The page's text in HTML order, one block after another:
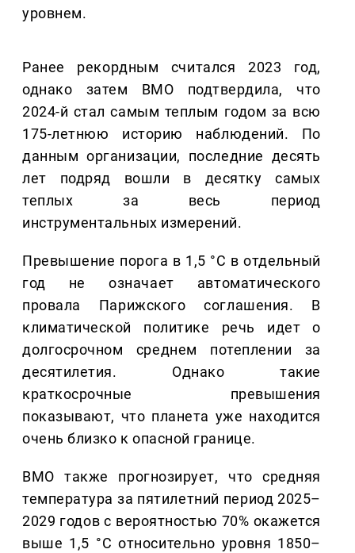
уровнем.
Ранее рекордным считался 2023 год,
однако затем ВМО подтвердила, что
2024-й стал самым теплым годом за всю
175-летнюю историю наблюдений. По
данным организации, последние десять
лет подряд вошли в десятку самых
теплых за весь период
инструментальных измерений.
Превышение порога в 1,5 °C в отдельный
год не означает автоматического
провала Парижского соглашения. В
климатической политике речь идет о
долгосрочном среднем потеплении за
десятилетия. Однако такие
краткосрочные превышения
показывают, что планета уже находится
очень близко к опасной границе.
ВМО также прогнозирует, что средняя
температура за пятилетний период 2025–
2029 годов с вероятностью 70% окажется
выше 1,5 °C относительно уровня 1850–